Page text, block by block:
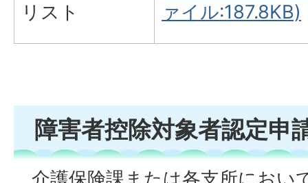
リスト
ァイル:187.8KB)
障害者控除対象者認定申